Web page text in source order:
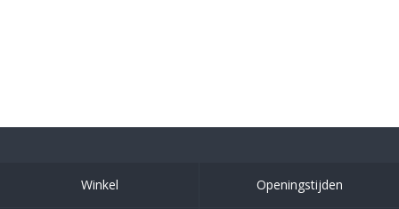
Winkel Openingstijden